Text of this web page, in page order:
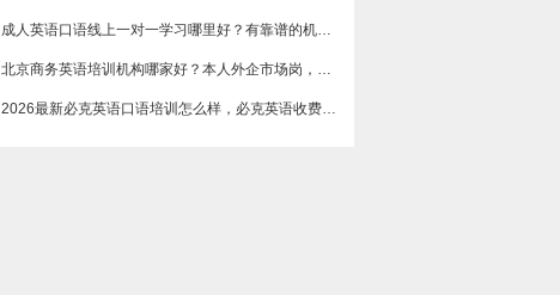
成人英语口语线上一对一学习哪里好？有靠谱的机构可以推荐吗？
​北京商务英语培训机构哪家好？本人外企市场岗，急需提升谈判和汇报口语，求真实体验分享，广告勿扰，谢谢
2026最新必克英语口语培训怎么样，必克英语收费价格多少？